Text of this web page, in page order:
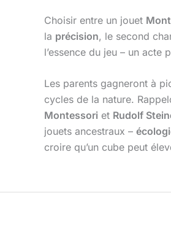
Choisir entre un jouet
la précision, le second
l’essence du jeu – un
Les parents gagneront à
cycles de la nature.
Montessori et Rudolf
jouets ancestraux –
croire qu’un cube peut